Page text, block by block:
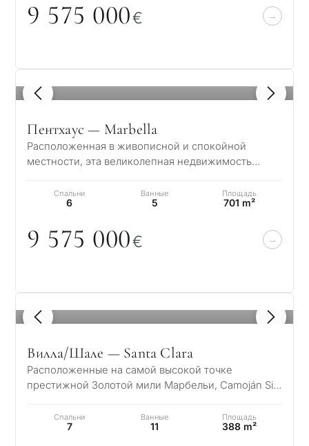
9 575 000€
1 / 8
Пентхаус — Marbella
Расположенная в живописной и спокойной
местности, эта великолепная недвижимость
элегантности и…
Спальни
6
Ванные
5
Площадь
701 m²
9 575 000€
1 / 8
Вилла/Шале — Santa Clara
Расположенные на самой высокой точке
престижной Золотой мили Марбельи, Camoján Six
изысканных…
Спальни
7
Ванные
11
Площадь
388 m²